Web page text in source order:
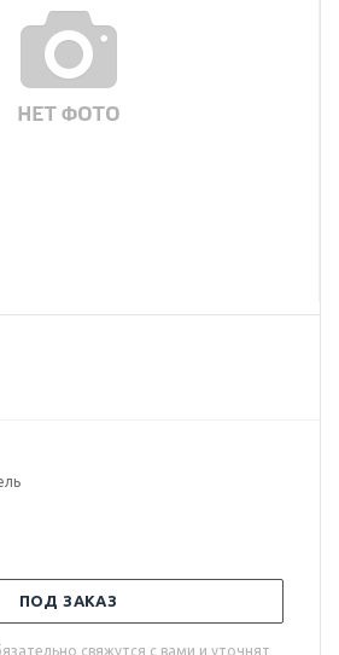
ПОД ЗАКАЗ
свяжутся с вами и уточнят